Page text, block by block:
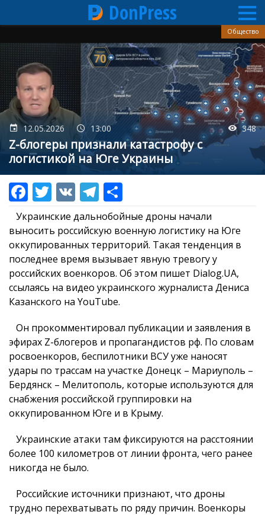
к
основному
содержанию
DonPress
12.05.2026 13:00 348
Z-блогеры признали катастрофу с
логистикой на Юге Украины
Общество
Украинские дальнобойные дроны начали
выносить российскую военную логистику на Юге
оккупированных территорий. Такая тенденция в
последнее время вызывает явную тревогу у
российских военкоров. Об этом пишет Dialog.UA,
ссылаясь на видео украинского журналиста Дениса
Казанского на YouTube.
Он прокомментировал публикации и заявления в
эфирах Z-блогеров и пропагандистов рф. По словам
росвоенкоров, беспилотники ВСУ уже наносят
удары по трассам на участке Донецк – Мариуполь –
Бердянск – Мелитополь, которые используются для
снабжения российской группировки на
оккупированном Юге и в Крыму.
Украинские атаки там фиксируются на расстоянии
более 100 километров от линии фронта, чего ранее
никогда не было.
Российские источники признают, что дроны
трудно перехватывать по ряду причин. Военкоры